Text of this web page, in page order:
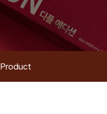
Product